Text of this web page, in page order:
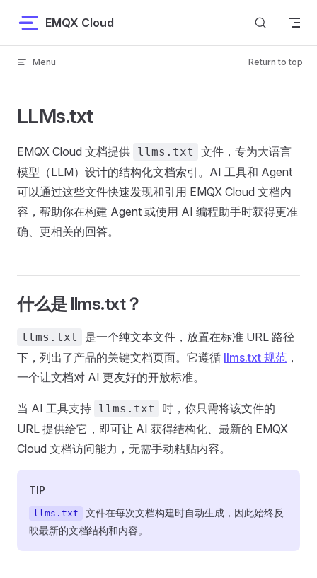
Skip to content
EMQX Cloud
Menu Return to top
LLMs.txt
EMQX Cloud 文档提供 llms.txt
文件，专为大语言
模型（LLM）设计的结构化文档索引。AI 工具和 Agent
可以通过这些文件快速发现和引用 EMQX Cloud 文档内
容，帮助你在构建 Agent 或使用 AI 编程助手时获得更准
确、更相关的回答。
什么是 llms.txt？
llms.txt
是一个纯文本文件，放置在标准 URL 路径
下，列出了产品的关键文档页面。它遵循 llms.txt 规范 ，
一个让文档对 AI 更友好的开放标准。
当 AI 工具支持 llms.txt
时，你只需将该文件的
URL 提供给它，即可让 AI 获得结构化、最新的 EMQX
Cloud 文档访问能力，无需手动粘贴内容。
TIP
llms.txt
文件在每次文档构建时自动生成，因此始终反
映最新的文档结构和内容。